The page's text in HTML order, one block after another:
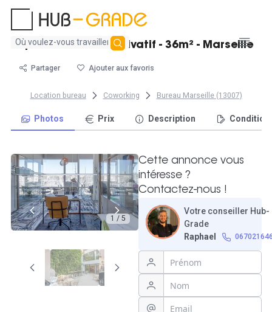
Aucun
trouvé
Spacieux bureau privatif - 36m² - Marseille
Partager Ajouter aux favoris
Location bureau Coworking Bureau Marseille (13007)
Photos Prix Description
1 / 5
Cette annonce vous
intéresse ?
Contactez-nous !
Votre conseiller Hub-
Grade
Raphael